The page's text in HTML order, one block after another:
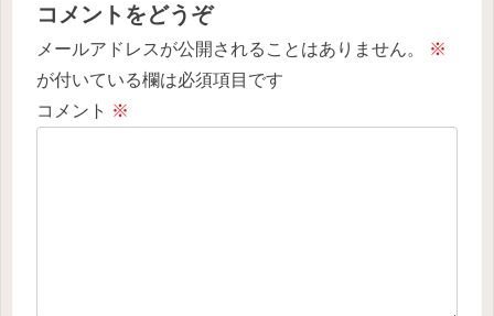
コメントをどうぞ
メールアドレスが公開されることはありません。
※
が付いている欄は必須項目です
コメント ※